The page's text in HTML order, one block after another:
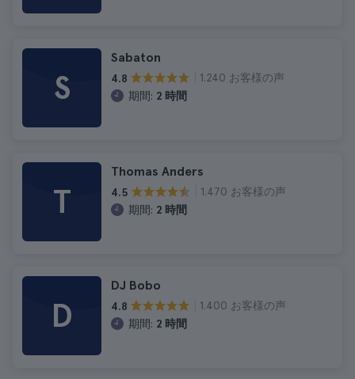
S
Sabaton
4.8
1.240 お客様の声
期間: 2 時間
T
Thomas Anders
4.5
1.470 お客様の声
期間: 2 時間
D
DJ Bobo
4.8
1.400 お客様の声
期間: 2 時間